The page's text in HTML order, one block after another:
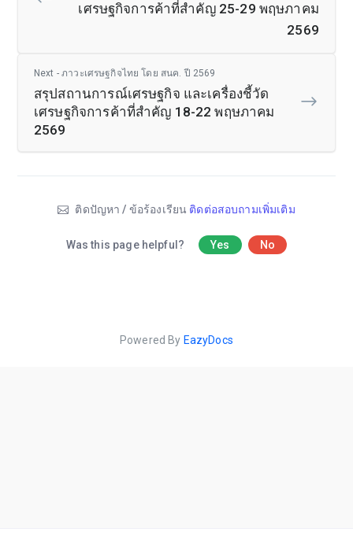
เศรษฐกิจการค้าที่สำคัญ 25-29 พฤษภาคม
2569
Next - ภาวะเศรษฐกิจไทย โดย สนค. ปี 2569
สรุปสถานการณ์เศรษฐกิจ และเครื่องชี้วัด
เศรษฐกิจการค้าที่สำคัญ 18-22 พฤษภาคม
2569
ติดปัญหา / ข้อร้องเรียน ติดต่อสอบถามเพิ่มเติม
Was this page helpful? Yes No
Powered By EazyDocs